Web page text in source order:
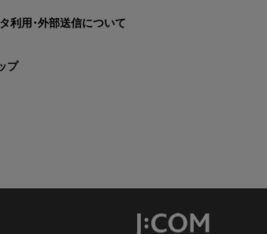
利用･外部送信について
プ